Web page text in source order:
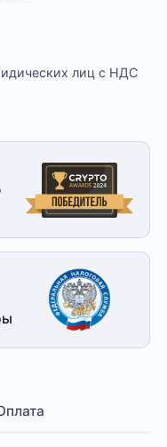
лиц с НДС